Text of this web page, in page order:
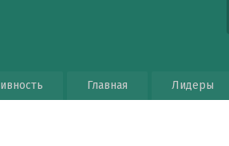
Главная Лидеры